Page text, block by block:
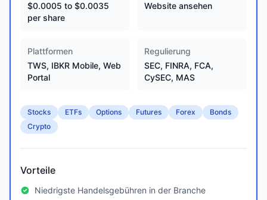
$0.0005 to $0.0035
per share
Website ansehen
Plattformen
TWS, IBKR Mobile, Web
Portal
Regulierung
SEC, FINRA, FCA,
CySEC, MAS
Stocks ETFs Options Futures Forex
Bonds
Crypto
Vorteile
Niedrigste Handelsgebühren in der Branche